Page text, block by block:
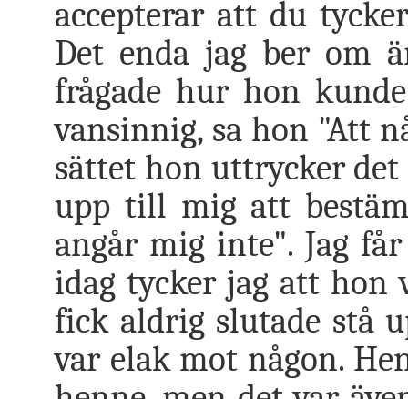
accepterar att du
Det enda jag ber om
frågade hur hon
vansinnig, sa hon "Att
sättet hon uttrycker
upp till mig att
angår mig inte". Jag
idag tycker jag att hon
fick aldrig slutade stå
var elak mot någon.